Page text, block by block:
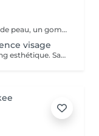
Soin du visage comprenant un nettoyage de peau, un gommage enzymatique, l'utilisation d'ultra sons, le massage raffermissant kobido, la luminothérapie esthétique et le passage d'un appareil froid pour raffermir les tissus. Le Kobido est une technique de massage facial japonaise ancestrale basée sur une alternance de mouvements rapides et profonds : lissages, pétrissages, percussions et drainages. Il agit à la fois sur la peau, les muscles et la circulation lymphatique. Ce massage vise à : - stimuler la production de collagène et d'élastine - améliorer l'oxygénation des tissus - relâcher les tensions du visage, du cou et de la mâchoire. Résultat : un visage plus tonique, plus lumineux, avec des traits visiblement détendus.
visage
Radio fréquence qui raffermit la peau : lifting esthétique. Sans chirurgie. Indolore. Améliore les contours du visage. Relance la production naturelle de fibres de votre peau. Fermeté et lissage.